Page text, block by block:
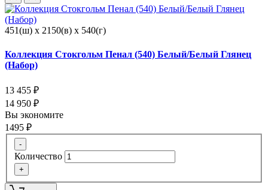
451(ш) x 2150(в) x 540(г)
Коллекция Стокгольм Пенал (540) Белый/Белый Глянец
(Набор)
13 455 ₽
14 950 ₽
Вы экономите
1495 ₽
-
Количество
+